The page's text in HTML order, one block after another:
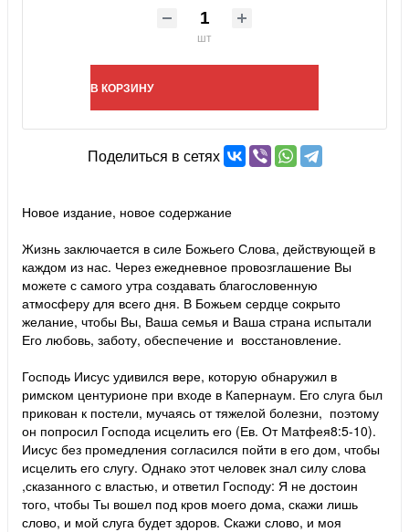
шт
В КОРЗИНУ
Поделиться в сетях
Новое издание, новое содержание
Жизнь заключается в силе Божьего Слова, действующей в
каждом из нас. Через ежедневное провозглашение Вы
можете с самого утра создавать благословенную
атмосферу для всего дня. В Божьем сердце сокрыто
желание, чтобы Вы, Ваша семья и Ваша страна испытали
Его любовь, заботу, обеспечение и восстановление.
Господь Иисус удивился вере, которую обнаружил в
римском центурионе при входе в Капернаум. Его слуга был
прикован к постели, мучаясь от тяжелой болезни, поэтому
он попросил Господа исцелить его (Ев. От Матфея8:5-10).
Иисус без промедления согласился пойти в его дом, чтобы
исцелить его слугу. Однако этот человек знал силу слова
,сказанного с властью, и ответил Господу: Я не достоин
того, чтобы Ты вошел под кров моего дома, скажи лишь
слово, и мой слуга будет здоров. Скажи слово, и моя